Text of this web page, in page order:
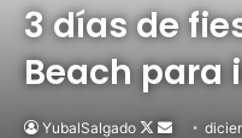
3 días de
Beach para
YubalSalgado
Follow
Send